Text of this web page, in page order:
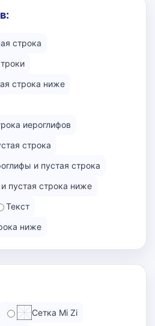
строка
строка ниже
иероглифов
строка
и пустая строка
пустая строка ниже
Текст
ниже
Сетка Mi Zi